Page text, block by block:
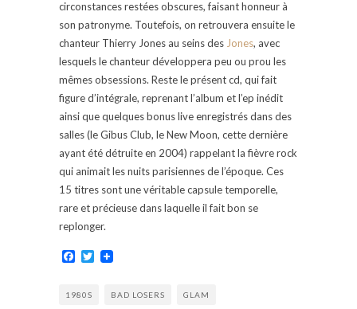
circonstances restées obscures, faisant honneur à
son patronyme. Toutefois, on retrouvera ensuite le
chanteur Thierry Jones au seins des Jones, avec
lesquels le chanteur développera peu ou prou les
mêmes obsessions. Reste le présent cd, qui fait
figure d’intégrale, reprenant l’album et l’ep inédit
ainsi que quelques bonus live enregistrés dans des
salles (le Gibus Club, le New Moon, cette dernière
ayant été détruite en 2004) rappelant la fièvre rock
qui animait les nuits parisiennes de l’époque. Ces
15 titres sont une véritable capsule temporelle,
rare et précieuse dans laquelle il fait bon se
replonger.
Facebook
Twitter
1980S BAD LOSERS GLAM